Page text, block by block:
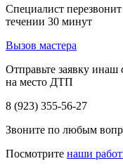
Специалист
течении 30 минут
Вызов мастера
Отправьте заявку инаш
на место ДТП
8 (923) 355-56-27
Звоните по любым
Посмотрите наши